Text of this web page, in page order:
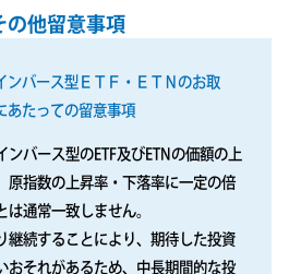
の他留意事項
ンバース型ＥＴＦ・ＥＴＮのお取
あたっての留意事項
ンバース型のETF及びETNの価額の上
原指数の上昇率・下落率に一定の倍
は通常一致しません。
継続することにより、期待した投資
おそれがあるため、中長期間的な投